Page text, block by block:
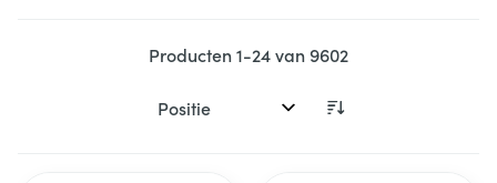
Producten1-24van9602
Sorteer op: